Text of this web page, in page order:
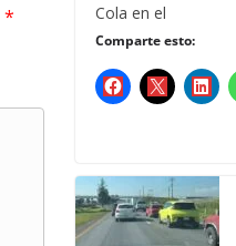
*
Cola en el
Comparte esto: